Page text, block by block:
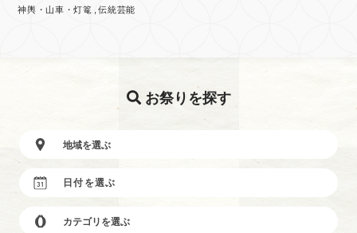
神輿・山車・灯篭 伝統芸能
お祭りを探す